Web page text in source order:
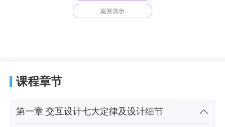
课程章节
第一章 交互设计七大定律及设计细节